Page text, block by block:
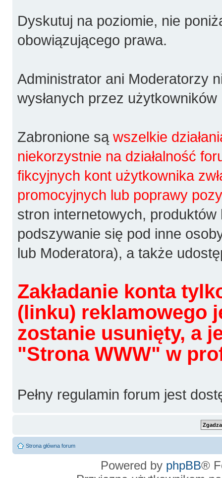
Dyskutuj na poziomie, nie
obowiązującego prawa.
Administrator ani Moderatorzy
wysłanych przez użytkowników
Zabronione są wszelkie
niekorzystnie na działalność
fikcyjnych kont użytkownika
promocyjnych lub poprawy
stron internetowych, produktów
podszywanie się pod inne
lub Moderatora), a także
Zakładanie konta
(linku) reklamowego
zostanie usunięty, a
"Strona WWW" w
Pełny regulamin forum jest
Strona główna forum
Powered by phpBB®